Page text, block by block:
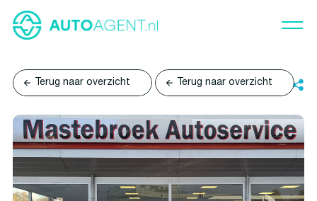
Terug naar overzicht Terug naar overzicht